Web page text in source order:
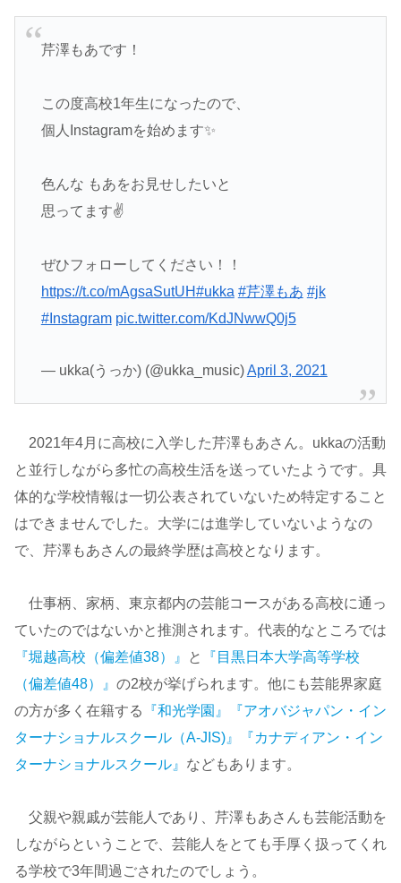
芹澤もあです！
この度高校1年生になったので、
個人Instagramを始めます✨
色んな もあをお見せしたいと
思ってます✌️
ぜひフォローしてください！！
https://t.co/mAgsaSutUH#ukka #芹澤もあ #jk
#Instagram pic.twitter.com/KdJNwwQ0j5
— ukka(うっか) (@ukka_music)April 3, 2021
2021年4月に高校に入学した芹澤もあさん。ukkaの活動
と並行しながら多忙の高校生活を送っていたようです。具
体的な学校情報は一切公表されていないため特定すること
はできませんでした。大学には進学していないようなの
で、芹澤もあさんの最終学歴は高校となります。
仕事柄、家柄、東京都内の芸能コースがある高校に通っ
ていたのではないかと推測されます。代表的なところでは
『堀越高校（偏差値38）』
と
『目黒日本大学高等学校
（偏差値48）』 の2校が挙げられます。他にも芸能界家庭
の方が多く在籍する
『和光学園』『アオバジャパン・イン
ターナショナルスクール（A-JIS)』『カナディアン・イン
ターナショナルスクール』 などもあります。
父親や親戚が芸能人であり、芹澤もあさんも芸能活動を
しながらということで、芸能人をとても手厚く扱ってくれ
る学校で3年間過ごされたのでしょう。